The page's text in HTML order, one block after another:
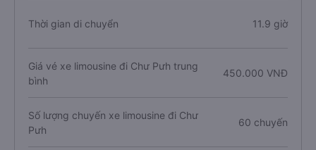
Thời gian di chuyển 11.9 giờ
Giá vé xe limousine đi Chư Pưh trung
bình
450.000 VNĐ
Số lượng chuyến xe limousine đi Chư
Pưh
60 chuyến